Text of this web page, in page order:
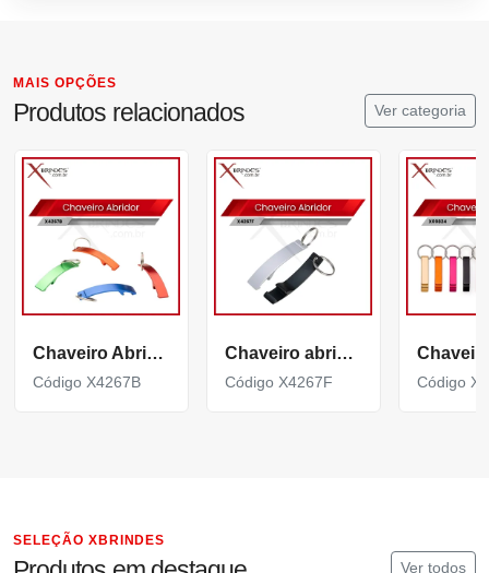
MAIS OPÇÕES
Produtos relacionados Ver categoria
Chaveiro Abridor Curvo com acabamento brilhante X4267B
Código X4267B
Chaveiro abridor Curvo com acabamento fosco X4267F
Código X4267F Código
SELEÇÃO XBRINDES
Ver todos